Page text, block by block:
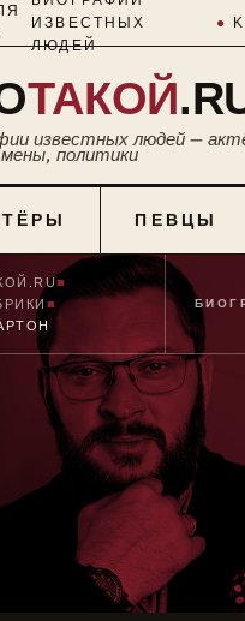
ИЗВЕСТНЫХ
ЛЮДЕЙ
●
ТАКОЙ
известных людей —
политики
ПЕВЦЫ
■
■